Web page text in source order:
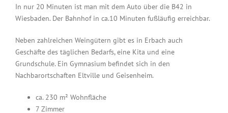
In nur 20 Minuten ist man mit dem Auto über die B42 in
Wiesbaden. Der Bahnhof in ca.10 Minuten fußläufig erreichbar.
Neben zahlreichen Weingütern gibt es in Erbach auch
Geschäfte des täglichen Bedarfs, eine Kita und eine
Grundschule. Ein Gymnasium befindet sich in den
Nachbarortschaften Eltville und Geisenheim.
ca. 230 m² Wohnfläche
7 Zimmer